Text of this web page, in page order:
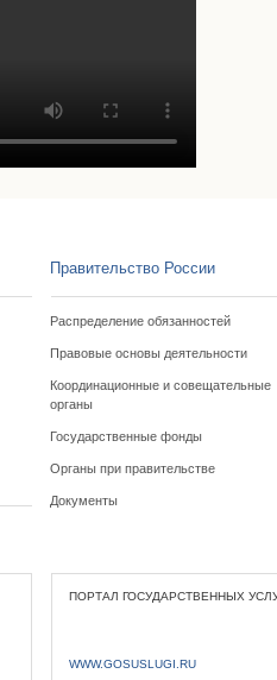
Правительство России
Распределение обязанностей
Правовые основы деятельности
Координационные и совещательные
органы
Государственные фонды
Органы при правительстве
Документы
ПОРТАЛ ГОСУДАРСТВЕННЫХ
WWW.GOSUSLUGI.RU